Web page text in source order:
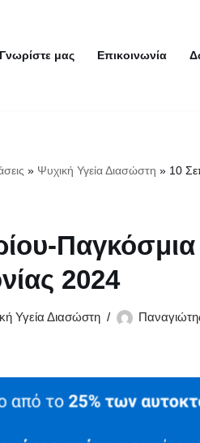
Γνωρίστε μας Επικοινωνία
» Ψυχική Υγεία Διασώστη » 10
2024
Υγεία Διασώστη